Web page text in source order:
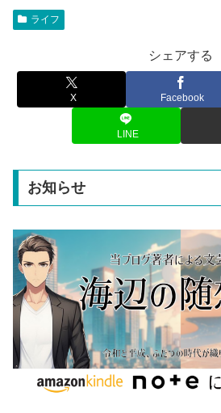
ライフ
シェアする
X Facebook
LINE
お知らせ